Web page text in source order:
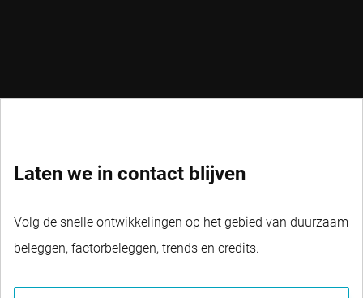
Laten we in contact blijven
Volg de snelle ontwikkelingen op het gebied van duurzaam
beleggen, factorbeleggen, trends en credits.